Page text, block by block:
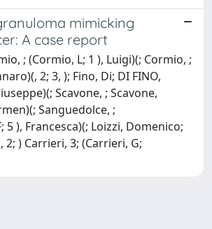
mimicking
A case report
; (Cormio, L; 1 ), Luigi)(; Cormio, ;
2; 3, ); Fino, Di; DI FINO,
Scavone, ; Scavone,
Sanguedolce, ;
5 ), Francesca)(; Loizzi, Domenico;
2; ) Carrieri, 3; (Carrieri, G;